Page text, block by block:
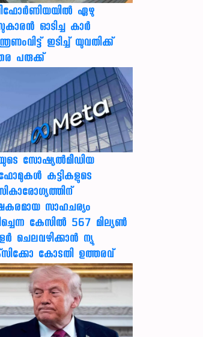
ഏഴു
ഓടിച്ച കാര്‍
ഇടിച്ച് യുവതിക്ക്
പരുക്ക്
സോഷ്യല്‍മീഡിയ
കുട്ടികളുടെ
സാഹചര്യം
കേസില്‍ 567 മില്യണ്‍
ചെലവഴിക്കാന്‍ ന്യൂ
കോടതി ഉത്തരവ്